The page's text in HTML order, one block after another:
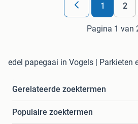
1 2
Pagina 1 van
edel papegaai in Vogels | Parkieten
Gerelateerde zoektermen
Populaire zoektermen